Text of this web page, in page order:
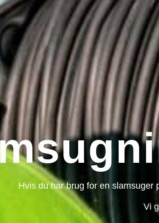
Hvis du har brug for en slamsuger
Vi